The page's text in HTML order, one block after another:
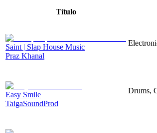
Título
Saint | Slap House Music
Praz Khanal
Easy Smile
TaigaSoundProd
Drums,